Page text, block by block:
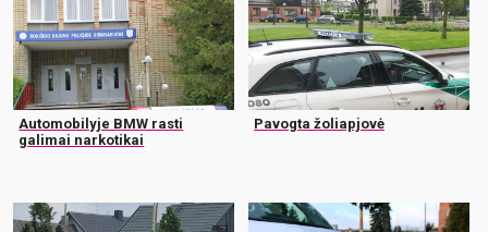
Automobilyje BMW rasti
galimai narkotikai
Pavogta žoliapjovė